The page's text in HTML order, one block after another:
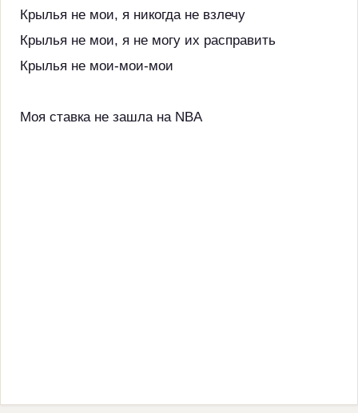
Крылья не мои, я никогда не взлечу
Крылья не мои, я не могу их расправить
Крылья не мои-мои-мои
Моя ставка не зашла на NBA